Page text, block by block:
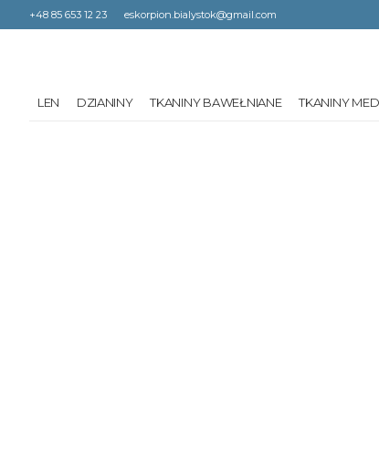
+48 85 653 12 23 eskorpion.bialystok@gmail.com
LEN DZIANINY TKANINY BAWEŁNIANE TKANINY